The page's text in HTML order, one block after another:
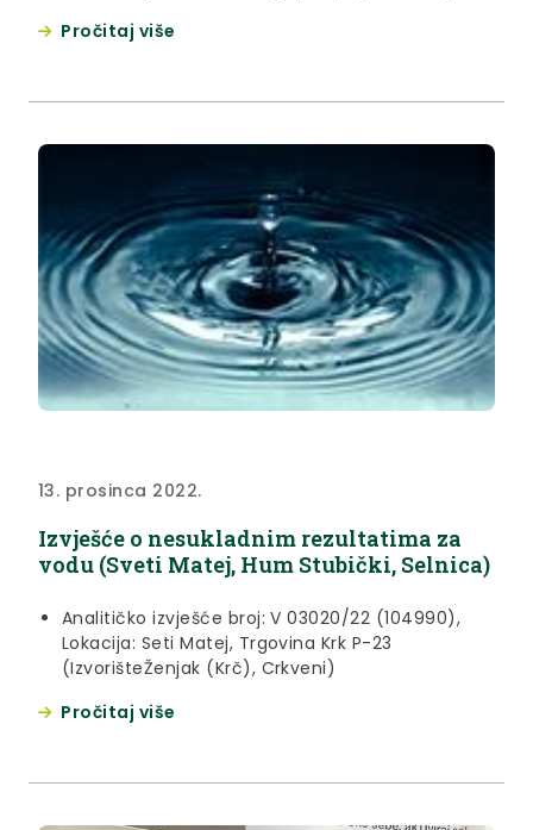
Pročitaj više
13. prosinca 2022.
Izvješće o nesukladnim rezultatima za
vodu (Sveti Matej, Hum Stubički, Selnica)
Analitičko izvješće broj: V 03020/22 (104990),
Lokacija: Seti Matej, Trgovina Krk P-23
(IzvorišteŽenjak (Krč), Crkveni)
Analitičko izvješće broj: V 03019/22 (104988),
Lokacija Hum Stubički, P.Š. Hum Stubički
Analitičko izvješće broj: V 03018/22 (104987),
Pročitaj više